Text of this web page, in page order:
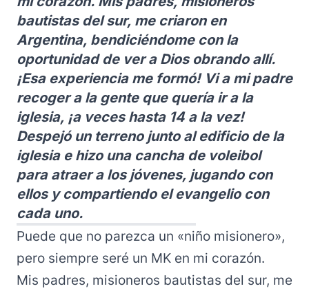
bautistas del sur, me criaron en
Argentina, bendiciéndome con la
oportunidad de ver a Dios obrando allí.
¡Esa experiencia me formó! Vi a mi padre
recoger a la gente que quería ir a la
iglesia, ¡a veces hasta 14 a la vez!
Despejó un terreno junto al edificio de la
iglesia e hizo una cancha de voleibol
para atraer a los jóvenes, jugando con
ellos y compartiendo el evangelio con
cada uno.
Puede que no parezca un «niño misionero»,
pero siempre seré un MK en mi corazón.
Mis padres, misioneros bautistas del sur, me